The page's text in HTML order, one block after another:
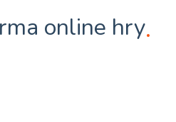
online hry.